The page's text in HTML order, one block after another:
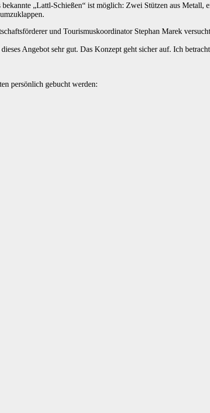
„Lattl-Schießen“ ist möglich: Zwei Stützen aus Metall,
und Tourismuskoordinator Stephan Marek
Angebot sehr gut. Das Konzept geht sicher auf. Ich
persönlich gebucht werden: